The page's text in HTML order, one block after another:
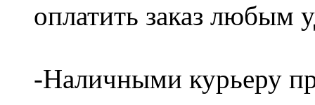
оплатить заказ любым
-Наличными курьеру